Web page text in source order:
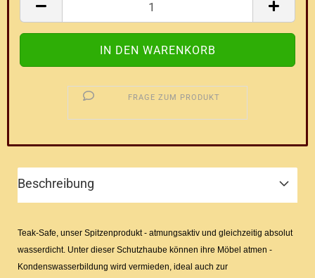
FRAGE ZUM PRODUKT
Beschreibung
Teak-Safe, unser Spitzenprodukt - atmungsaktiv und gleichzeitig absolut
wasserdicht. Unter dieser Schutzhaube können ihre Möbel atmen -
Kondenswasserbildung wird vermieden, ideal auch zur